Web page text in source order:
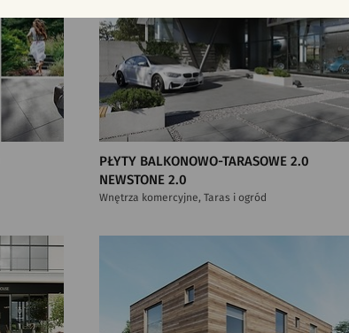
PŁYTY BALKONOWO-TARASOWE 2.0
NEWSTONE 2.0
Wnętrza komercyjne, Taras i ogród